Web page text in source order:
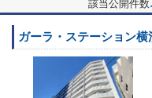
該当公開件数
ガーラ・ステーション横